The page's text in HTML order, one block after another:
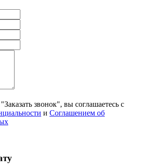
звонок", вы соглашаетесь с
и Соглашением об